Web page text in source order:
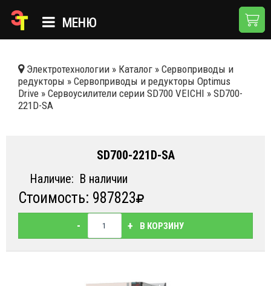
МЕНЮ
КАТАЛОГ
О КОМПАНИИ
ДОСТАВКА И ОПЛАТА
КОНТАКТЫ
Электротехнологии » Каталог » Сервоприводы и
редукторы » Сервоприводы и редукторы Optimus
Drive » Сервоусилители серии SD700 VEICHI » SD700-
221D-SA
SD700-221D-SA
Наличие: В наличии
Стоимость: 987823
- + В КОРЗИНУ